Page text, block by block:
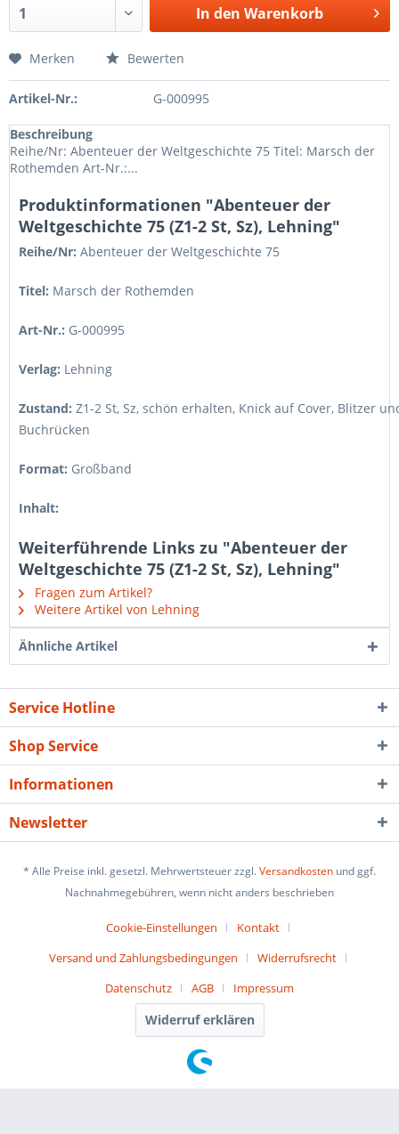
In den Warenkorb
Merken Bewerten
Artikel-Nr.: G-000995
Beschreibung
Reihe/Nr: Abenteuer der Weltgeschichte 75 Titel: Marsch der
Rothemden Art-Nr.:...
Produktinformationen "Abenteuer der
Weltgeschichte 75 (Z1-2 St, Sz), Lehning"
Reihe/Nr: Abenteuer der Weltgeschichte 75
Titel: Marsch der Rothemden
Art-Nr.: G-000995
Verlag: Lehning
Zustand: Z1-2 St, Sz, schön erhalten, Knick auf Cover, Blitzer
Buchrücken
Format: Großband
Inhalt:
Weiterführende Links zu "Abenteuer der
Weltgeschichte 75 (Z1-2 St, Sz), Lehning"
Fragen zum Artikel?
Weitere Artikel von Lehning
Ähnliche Artikel
Service Hotline
Shop Service
Informationen
Newsletter
* Alle Preise inkl. gesetzl. Mehrwertsteuer zzgl.Versandkosten und ggf.
Nachnahmegebühren, wenn nicht anders beschrieben
Cookie-Einstellungen
Kontakt
Versand und Zahlungsbedingungen
Widerrufsrecht
Datenschutz
AGB Impressum
Widerruf erklären